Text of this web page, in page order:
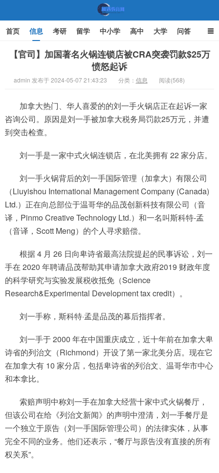
机遇教育网
首页 信息 考研 留学 中小学 高中 大学 问答
文化 家庭教育
【官司】加国著名火锅连锁店被CRA突袭罚款$25万
愤怒起诉
admin 发布于 2024-05-07 21:43:23 分类： 信息 阅读(568)
加拿大热门、华人喜爱的的刘一手火锅店正在起诉一家
咨询公司。原因是刘一手被加拿大税务局罚款25万元，并遭
到突击检查。
刘一手是一家中式火锅连锁店，在北美拥有 22 家分店。
刘一手火锅背后的刘一手国际管理（加拿大）有限公司
（Liuyishou International Management Company (Canada)
Ltd.）正在向总部位于温哥华的品茂创新科技有限公司（音
译，Pinmo Creative Technology Ltd.）和一名叫斯科特-孟
（音译，Scott Meng）的个人寻求赔偿。
根据 4 月 26 日向卑诗省最高法院提起的民事诉讼，刘一
手在 2020 年聘请品茂帮助其申请加拿大政府2019 财政年度
的科学研究与实验发展税收抵免（Science
Research&Experimental Development tax credit）。
刘一手称，斯科特·孟是品茂的幕后指挥者。
刘一手于 2000 年在中国重庆成立，近十年前在加拿大卑
诗省的列治文（Richmond）开设了第一家北美分店。现在它
在加拿大有 10 家分店，包括卑诗省的列治文、温哥华市中心
和本拿比。
索赔声明中称刘一手在加拿大经营十家中式火锅餐厅，
但该公司在给《列治文新闻》的声明中澄清，刘一手餐厅是
一个独立于原告（刘一手国际管理公司）的法律实体，从事
完全不同的业务。他们还表示，“餐厅与原告没有直接的所有
权关系”。